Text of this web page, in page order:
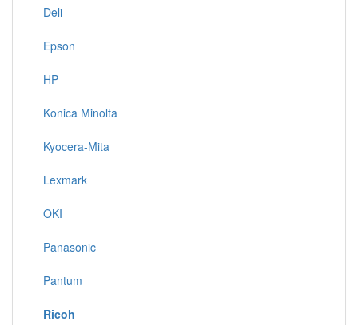
Deli
Epson
HP
Konica Minolta
Kyocera-Mita
Lexmark
OKI
Panasonic
Pantum
Ricoh